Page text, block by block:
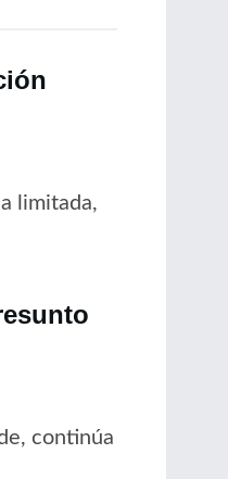
limitada,
continúa